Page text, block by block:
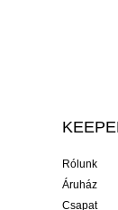
Rólunk
Áruház
Csapat